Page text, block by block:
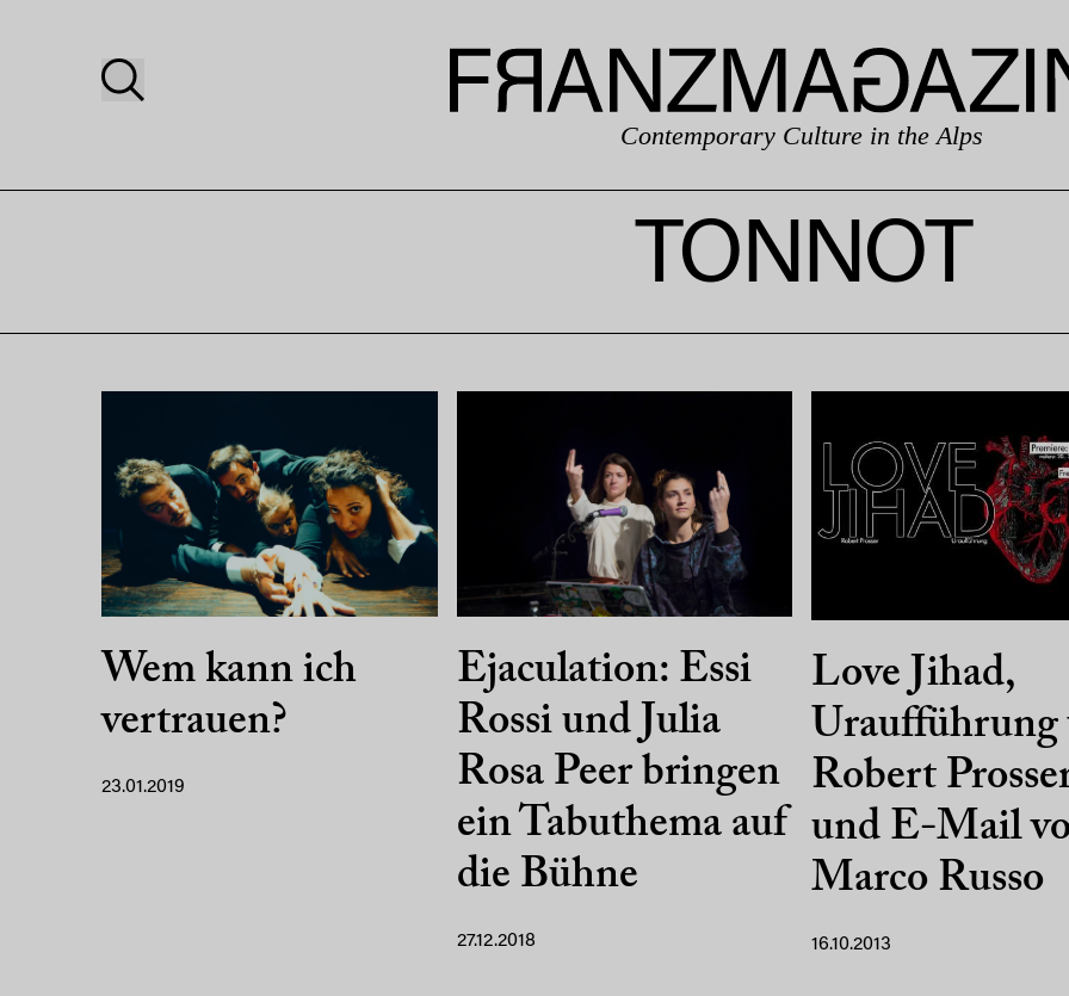
Contemporary Culture in the Alps
TONNOT
Wem kann ich
vertrauen?
23.01.2019
Ejaculation: Essi
Rossi und Julia
Rosa Peer bringen
ein Tabuthema auf
die Bühne
27.12.2018
Love Jihad,
Uraufführung
Robert
und E-Mail
Marco Russo
16.10.2013